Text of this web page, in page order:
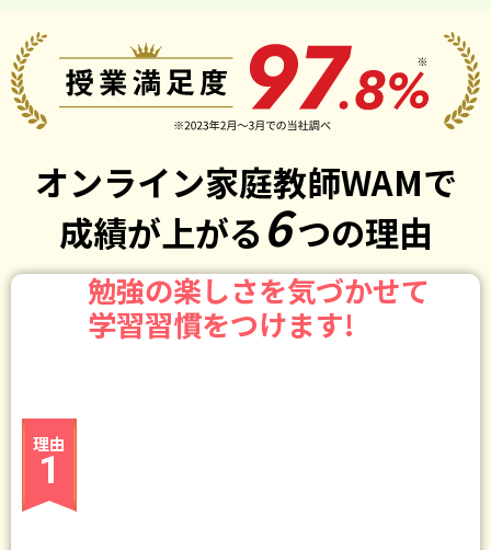
オンライン家庭教師WAMで
成績が上がる 6つの理由
理由
1
勉強の楽しさを気づかせて
学習習慣をつけます!